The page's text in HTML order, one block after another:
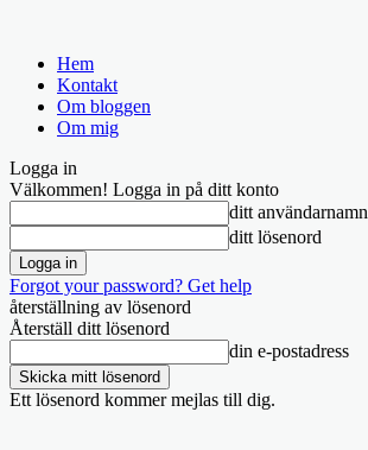
Hem
Kontakt
Om bloggen
Om mig
Logga in
Välkommen! Logga in på ditt konto
ditt användarnamn
ditt lösenord
Forgot your password? Get help
återställning av lösenord
Återställ ditt lösenord
din e-postadress
Ett lösenord kommer mejlas till dig.